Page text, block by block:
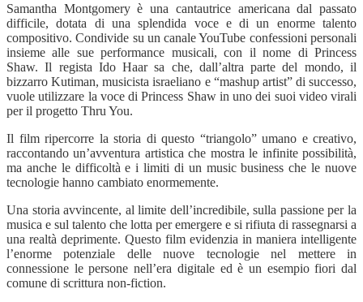
Samantha Montgomery è una cantautrice americana dal passato
difficile, dotata di una splendida voce e di un enorme talento
compositivo. Condivide su un canale YouTube confessioni personali
insieme alle sue performance musicali, con il nome di Princess
Shaw. Il regista Ido Haar sa che, dall’altra parte del mondo, il
bizzarro Kutiman, musicista israeliano e “mashup artist” di successo,
vuole utilizzare la voce di Princess Shaw in uno dei suoi video virali
per il progetto Thru You.
Il film ripercorre la storia di questo “triangolo” umano e creativo,
raccontando un’avventura artistica che mostra le infinite possibilità,
ma anche le difficoltà e i limiti di un music business che le nuove
tecnologie hanno cambiato enormemente.
Una storia avvincente, al limite dell’incredibile, sulla passione per la
musica e sul talento che lotta per emergere e si rifiuta di rassegnarsi a
una realtà deprimente. Questo film evidenzia in maniera intelligente
l’enorme potenziale delle nuove tecnologie nel mettere in
connessione le persone nell’era digitale ed è un esempio fiori dal
comune di scrittura non-fiction.